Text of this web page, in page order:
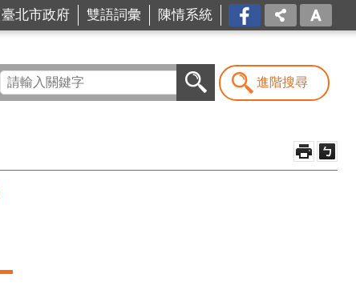
臺北市政府 雙語詞彙 陳情系統
台北
市商
我是
商Ya
人
進階搜尋